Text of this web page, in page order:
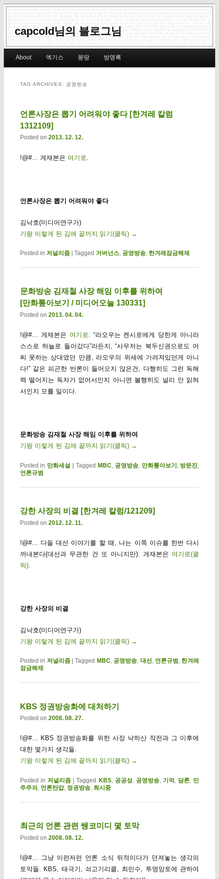
capcold님의 블로그님
Skip to primary content
Skip to secondary content
About 엑기스 몽땅 방명록
TAG ARCHIVES: 공영방송
언론사장은 뽑기 어려워야 좋다 [한겨레 칼럼
1312109]
Posted on 2013. 12. 12.
!@#… 게재본은 여기로
언론사장은 뽑기 어려워야 좋다
김낙호(미디어연구가)
기왕 이렇게 된 김에 끝까지 읽기(클릭) →
Posted in 저널리즘 Tagged 거버넌스, 공영방송, 한겨레잠금해제
문화방송 김재철 사장 해임 이후를 위하여
[만화톺아보기 / 미디어오늘 130331]
Posted on 2013. 04. 04.
!@#… 게재본은 여기로. “라오우는 켄시로에게 당한게 아니라
스스로 하늘로 돌아갔다”라든지, “사우저는 북두신권으로도 어
찌 못하는 상대였던 만큼, 라오우의 위세에 가려져있던게 아니
다!” 같은 피곤한 반론이 들어오지 않은건, 다행히도 그런 독해
력 떨어지는 독자가 없어서인지 아니면 불행히도 널리 안 읽혀
서인지 모를 일이다.
문화방송 김재철 사장 해임 이후를 위하여
기왕 이렇게 된 김에 끝까지 읽기(클릭) →
Posted in 만화세설 |Tagged MBC, 공영방송, 만화톺아보기 방문진
언론규범
강한 사장의 비결 [한겨레 칼럼/121209]
Posted on 2012. 12. 11.
!@#… 다들 대선 이야기를 할 때, 나는 이쪽 이슈를 한번 다시
꺼내본다(대선과 무관한 건 또 아니지만). 게재본은 여기로(클
릭).
강한 사장의 비결
김낙호(미디어연구가)
기왕 이렇게 된 김에 끝까지 읽기(클릭) →
Posted in 저널리즘 |Tagged MBC, 공영방송, 대선, 언론규범 , 한겨레
잠금해제
KBS 정권방송화에 대처하기
Posted on 2008. 08. 27.
!@#… KBS 정권방송화를 위한 사장 낙하산 작전과 그 이후에
대한 몇가지 생각들.
기왕 이렇게 된 김에 끝까지 읽기(클릭) →
Posted in 저널리즘 |Tagged KBS, 공공성 공영방송,기억 담론 민
주주의 언론탄압, 정권방송, 최시중
최근의 언론 관련 쌩코미디 몇 토막
Posted on 2008. 08. 12.
!@#… 그냥 이런저런 언론 소식 뒤적이다가 던져놓는 생각의
토막들. KBS, 태극기, 쇠고기리콜, 최민수, 투명망토에 관하여